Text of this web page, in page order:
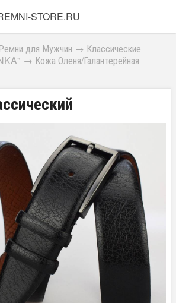
STORE.RU
Ремни для Мужчин → Классические
→ Кожа Оленя/Галантерейная